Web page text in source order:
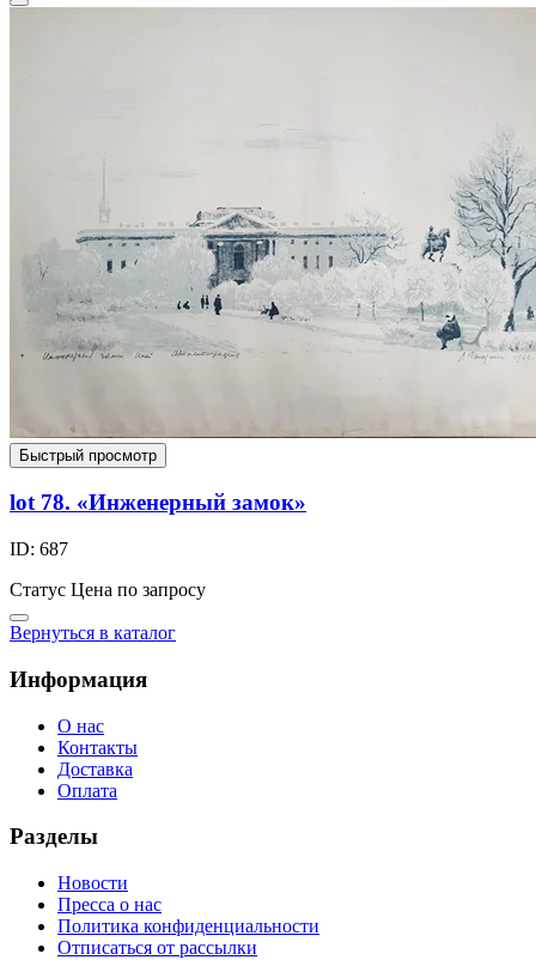
Быстрый просмотр
lot 78. «Инженерный замок»
ID: 687
Статус Цена по запросу
Вернуться в каталог
Информация
О нас
Контакты
Доставка
Оплата
Разделы
Новости
Пресса о нас
Политика конфиденциальности
Отписаться от рассылки